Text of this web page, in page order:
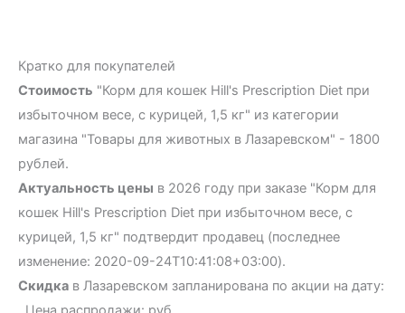
Кратко для покупателей
Стоимость "Корм для кошек Hill's Prescription Diet при
избыточном весе, с курицей, 1,5 кг" из категории
магазина "Товары для животных в Лазаревском" - 1800
рублей.
Актуальность цены в 2026 году при заказе "Корм для
кошек Hill's Prescription Diet при избыточном весе, с
курицей, 1,5 кг" подтвердит продавец (последнее
изменение: 2020-09-24T10:41:08+03:00).
Скидка в Лазаревском запланирована по акции на дату: